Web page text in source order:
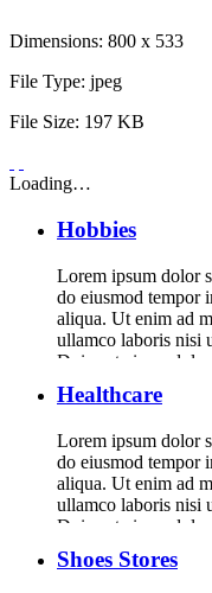
Dimensions: 800 x 533
File Type: jpeg
File Size: 197 KB
Loading…
Hobbies
Lorem ipsum dolor
do eiusmod tempor
aliqua. Ut enim ad
ullamco laboris nisi
Duis aute irure
ipsum dolor sit
Healthcare
Lorem ipsum dolor
do eiusmod tempor
aliqua. Ut enim ad
ullamco laboris nisi
Duis aute irure
ipsum dolor sit
Shoes Stores